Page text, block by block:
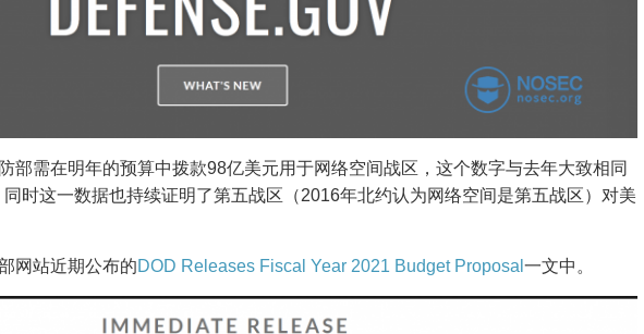
部需在明年的预算中拨款98亿美元用于网络空间战区，这个数字与去年大致相同
同时这一数据也持续证明了第五战区（2016年北约认为网络空间是第五战区）对美
网站近期公布的DOD Releases Fiscal Year 2021 Budget Proposal 一文中。